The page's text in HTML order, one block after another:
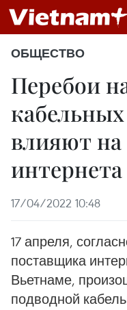
ОБЩЕСТВО
Перебои
влияют на
17/04/2022 10:48
17 апреля,
поставщика
Вьетнаме,
подводной